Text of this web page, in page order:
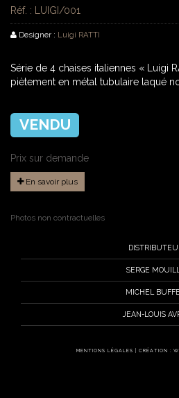
Réf. : LUIGI/001
Designer : Luigi RATTI
Série de 4 chaises italiennes « Luigi
piètement en métal tubulaire laqué
VENDU
Prix sur demande
En savoir plus
Photos non contractuelles
SERGE
MICHEL
JEAN-LOUIS
MENTIONS LÉGALES CRÉATION :